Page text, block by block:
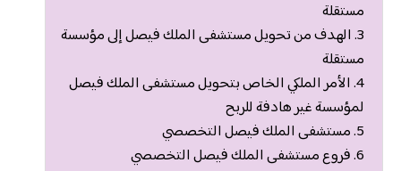
مستقلة
الهدف من تحويل مستشفى الملك فيصل إلى مؤسسة
مستقلة
الأمر الملكي الخاص بتحويل مستشفى الملك فيصل
لمؤسسة غير هادفة للربح
مستشفى الملك فيصل التخصصي
فروع مستشفى الملك فيصل التخصصي